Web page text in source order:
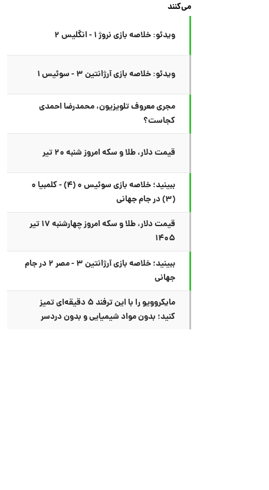
می‌کنند
ویدئو: خلاصه بازی نروژ ۱ - انگلیس ۲
ویدئو: خلاصه بازی آرژانتین ۳ - سوئیس ۱
مجری معروف تلویزیون، محمدرضا احمدی
کجاست؟
قیمت دلار، طلا و سکه امروز شنبه ۲۰ تیر
ببینید؛ خلاصه بازی سوئیس ۰ (۴) - کلمبیا ۰
(۳) در جام جهانی
قیمت دلار، طلا و سکه امروز چهارشنبه ۱۷ تیر
۱۴۰۵
ببینید؛ خلاصه بازی آرژانتین ۳ - مصر ۲ در جام
جهانی
مایکروویو را با این ترفند ۵ دقیقه‌ای تمیز
کنید؛ بدون مواد شیمیایی و بدون دردسر